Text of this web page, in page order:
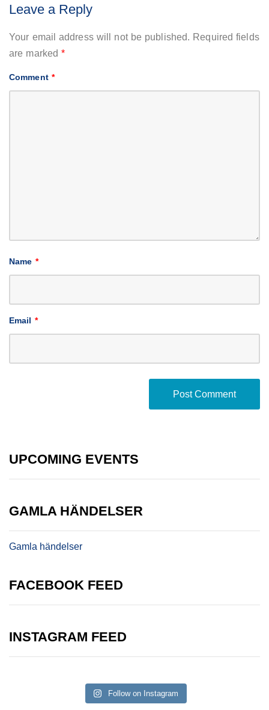
Leave a Reply
Your email address will not be published. Required fields
are marked*
Comment *
Name *
Email *
UPCOMING EVENTS
GAMLA HÄNDELSER
Gamla händelser
FACEBOOK FEED
INSTAGRAM FEED
Follow on Instagram